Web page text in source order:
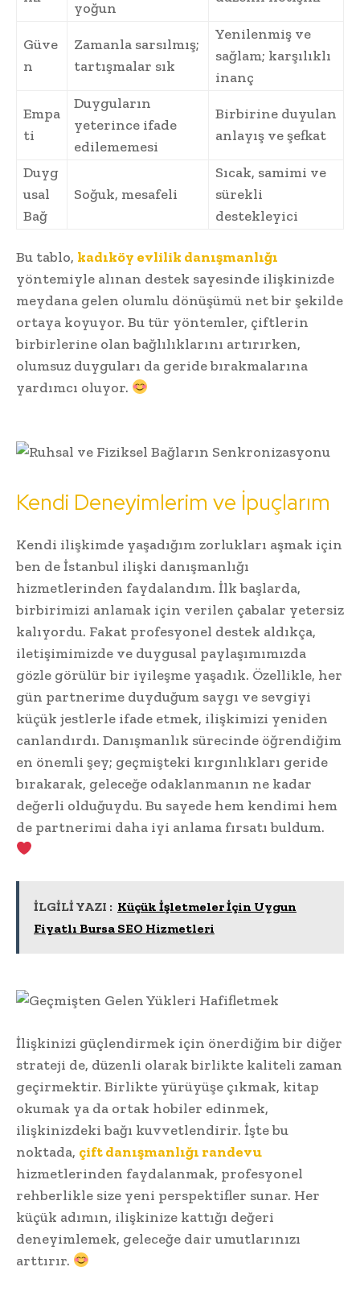
yoğun
Güve
n
Zamanla sarsılmış;
tartışmalar sık
Yenilenmiş ve
sağlam; karşılıklı
inanç
Empa
ti
Duyguların
yeterince ifade
edilememesi
Birbirine duyulan
anlayış ve şefkat
Duyg
usal
Bağ
Soğuk, mesafeli
Sıcak, samimi ve
sürekli
destekleyici
Bu tablo, kadıköy evlilik danışmanlığı
yöntemiyle alınan destek sayesinde ilişkinizde
meydana gelen olumlu dönüşümü net bir şekilde
ortaya koyuyor. Bu tür yöntemler, çiftlerin
birbirlerine olan bağlılıklarını artırırken,
olumsuz duyguları da geride bırakmalarına
yardımcı oluyor.
Kendi Deneyimlerim ve İpuçlarım
Kendi ilişkimde yaşadığım zorlukları aşmak için
ben de İstanbul ilişki danışmanlığı
hizmetlerinden faydalandım. İlk başlarda,
birbirimizi anlamak için verilen çabalar yetersiz
kalıyordu. Fakat profesyonel destek aldıkça,
iletişimimizde ve duygusal paylaşımımızda
gözle görülür bir iyileşme yaşadık. Özellikle, her
gün partnerime duyduğum saygı ve sevgiyi
küçük jestlerle ifade etmek, ilişkimizi yeniden
canlandırdı. Danışmanlık sürecinde öğrendiğim
en önemli şey; geçmişteki kırgınlıkları geride
bırakarak, geleceğe odaklanmanın ne kadar
değerli olduğuydu. Bu sayede hem kendimi hem
de partnerimi daha iyi anlama fırsatı buldum.
İLGİLİ YAZI : Küçük İşletmeler İçin Uygun
Fiyatlı Bursa SEO Hizmetleri
İlişkinizi güçlendirmek için önerdiğim bir diğer
strateji de, düzenli olarak birlikte kaliteli zaman
geçirmektir. Birlikte yürüyüşe çıkmak, kitap
okumak ya da ortak hobiler edinmek,
ilişkinizdeki bağı kuvvetlendirir. İşte bu
noktada, çift danışmanlığı randevu
hizmetlerinden faydalanmak, profesyonel
rehberlikle size yeni perspektifler sunar. Her
küçük adımın, ilişkinize kattığı değeri
deneyimlemek, geleceğe dair umutlarınızı
arttırır.